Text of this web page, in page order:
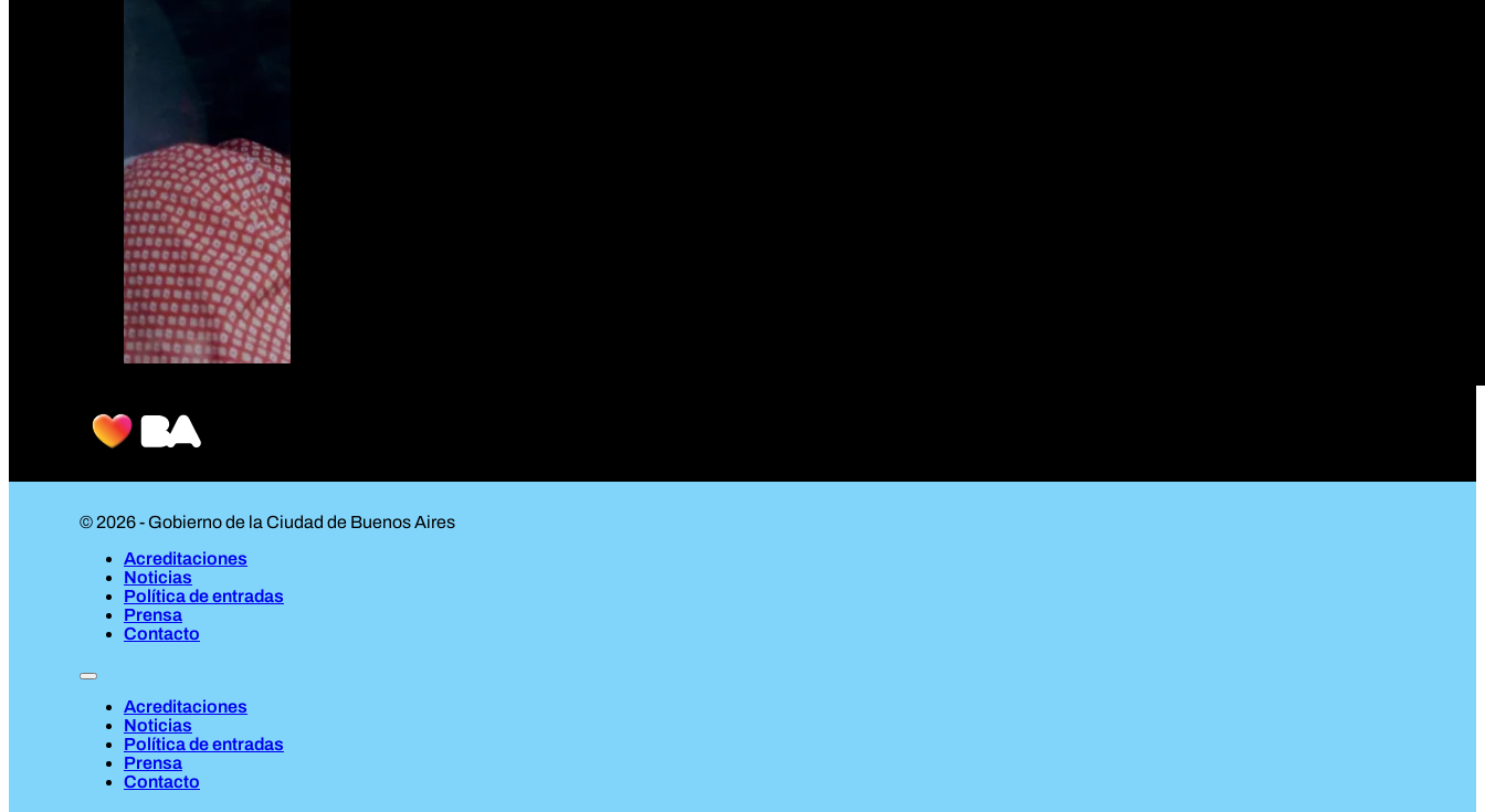
© 2026 - Gobierno de la Ciudad de Buenos Aires
Acreditaciones
Noticias
Política de entradas
Prensa
Contacto
Acreditaciones
Noticias
Política de entradas
Prensa
Contacto